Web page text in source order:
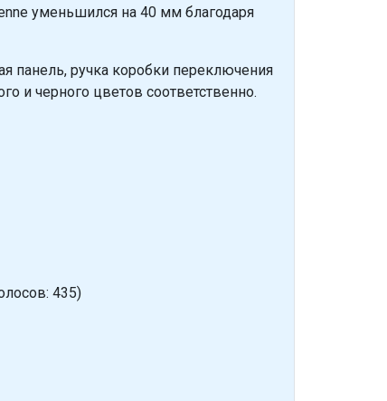
уменьшился на 40 мм благодаря
панель, ручка коробки переключения
и черного цветов соответственно.
435)